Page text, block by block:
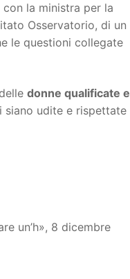
con la ministra per la
Osservatorio, di un
le questioni collegate
donne qualificate e
siano udite e rispettate
un’h», 8 dicembre